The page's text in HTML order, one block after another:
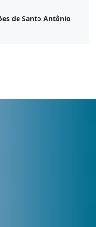
de Santo Antônio